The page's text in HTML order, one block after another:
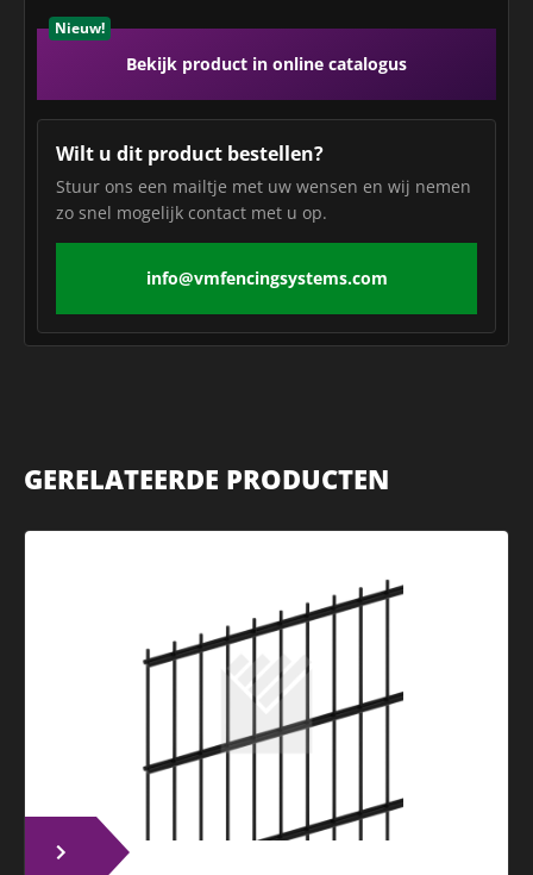
Bekijk product in online catalogus
Nieuw!
Wilt u dit product bestellen?
Stuur ons een mailtje met uw wensen en wij nemen
zo snel mogelijk contact met u op.
info@vmfencingsystems.com
GERELATEERDE PRODUCTEN